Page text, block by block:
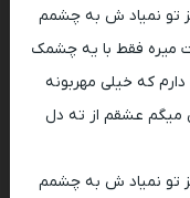
تو نمیاد ش به چشمم
میره فقط با یه چشمک
که خیلی مهربونه
میگم عشقم از ته دل
تو نمیاد ش به چشمم